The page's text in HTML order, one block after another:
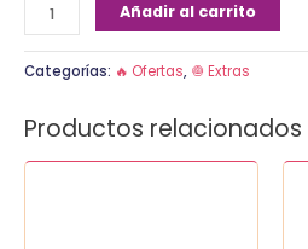
Añadir al carrito
Categorías: 🔥 Ofertas, 🧅 Extras
Productos relacionados